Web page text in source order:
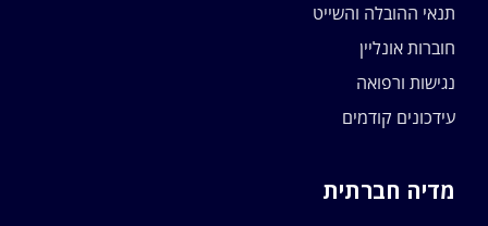
תנאי ההובלה והשייט
חוברות אונליין
נגישות ורפואה
עידכונים קודמים
מדיה חברתית